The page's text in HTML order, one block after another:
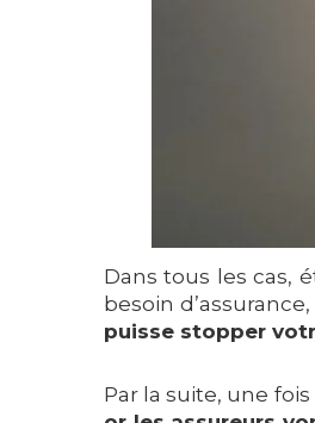
Dans tous les cas,
besoin
puisse stopper
Par la suite, une